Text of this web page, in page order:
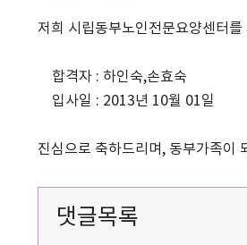
저희 시립동부노인전문요양센터
합격자 : 하인숙,손효숙
입사일 : 2013년 10월 01일
진심으로 축하드리며, 동부가족이
댓글목록